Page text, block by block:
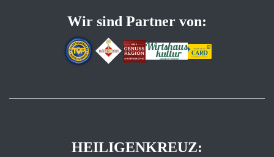
Wir sind Partner von:
HEILIGENKREUZ: